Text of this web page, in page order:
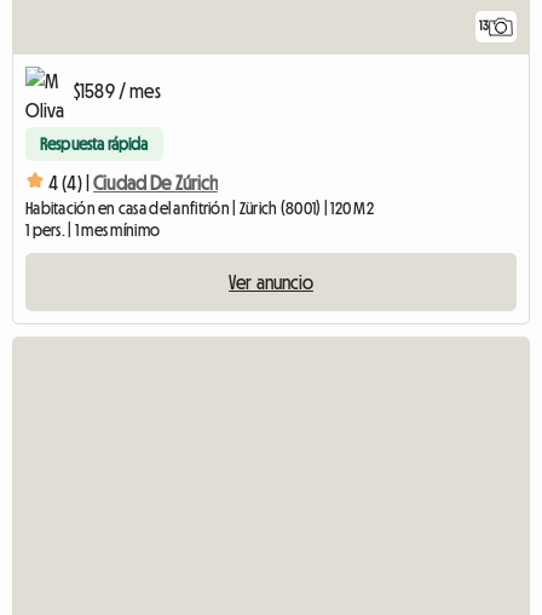
13
$1589 / mes
Respuesta rápida
4 (4) | Ciudad De Zúrich
Habitación en casa del anfitrión | Zürich (8001) | 120 M2
1 pers. | 1 mes mínimo
Ver anuncio